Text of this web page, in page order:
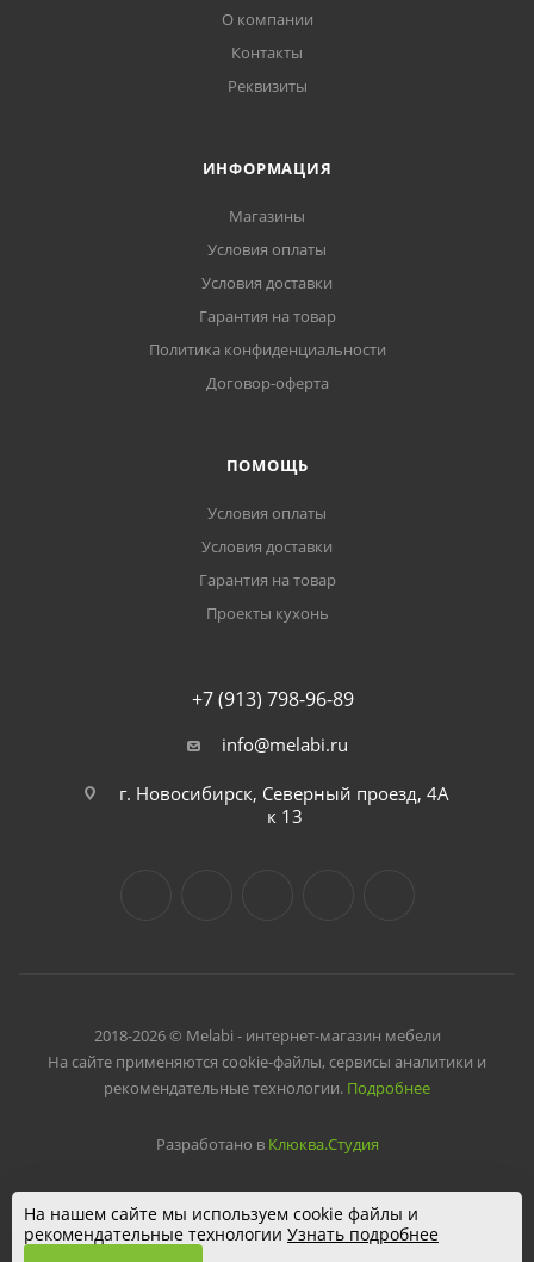
О компании
Контакты
Реквизиты
ИНФОРМАЦИЯ
Магазины
Условия оплаты
Условия доставки
Гарантия на товар
Политика конфиденциальности
Договор-оферта
ПОМОЩЬ
Условия оплаты
Условия доставки
Гарантия на товар
Проекты кухонь
+7 (913) 798-96-89
info@melabi.ru
г. Новосибирск, Северный проезд, 4А
к 13
2018-2026 © Melabi - интернет-магазин мебели
На сайте применяются cookie-файлы, сервисы аналитики и
рекомендательные технологии. Подробнее
Разработано в Клюква.Студия
На нашем сайте мы используем cookie файлы и
рекомендательные технологии Узнать подробнее